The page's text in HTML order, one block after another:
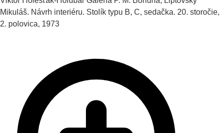
Mikuláš. Návrh interiéru. Stolík typu B, C, sedačka. 20. storočie,
2. polovica, 1973